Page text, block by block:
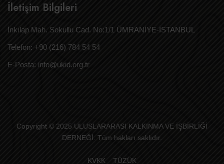
İletişim Bilgileri
İnkılap Mah. Sokullu Cad. No:1/1 ÜMRANİYE-İSTANBUL
Telefon: +90 (216) 784 54 54
E-Posta: info@ukid.org.tr
Copyright © 2025 ULUSLARARASI KALKINMA VE İŞBİRLİĞİ
DERNEĞİ. Tüm hakları saklıdır.
KVKK TÜZÜK